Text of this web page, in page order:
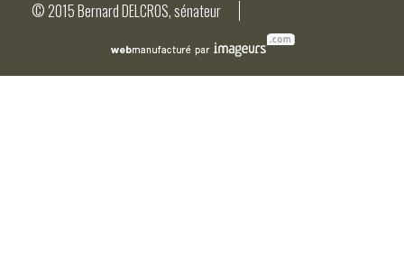
© 2015 Bernard DELCROS, sénateur